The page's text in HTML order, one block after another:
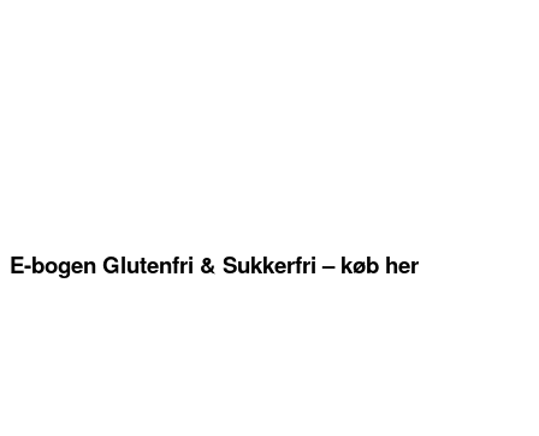
E-bogen Glutenfri & Sukkerfri – køb her